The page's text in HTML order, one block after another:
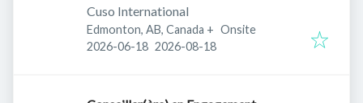
Cuso International
Edmonton, AB, Canada + Onsite
Published:
2026-06-18 Expires:
2026-08-18